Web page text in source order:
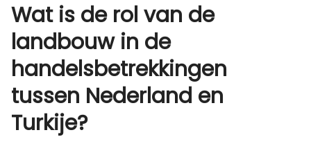
Wat is de rol van de
landbouw in de
handelsbetrekkingen
tussen Nederland en
Turkije?